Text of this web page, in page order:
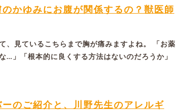
のかゆみにお腹が関係するの？獣医師
、見ているこちらまで胸が痛みますよね。 「お薬
…」「根本的に良くする方法はないのだろうか」
ーのご紹介と、川野先生のアレルギ